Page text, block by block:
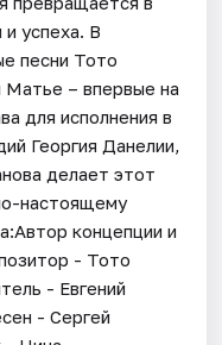
успеха. В
песни Тото
– впервые на
для исполнения в
Георгия Данелии,
делает этот
настоящему
концепции и
- Тото
- Евгений
- Сергей